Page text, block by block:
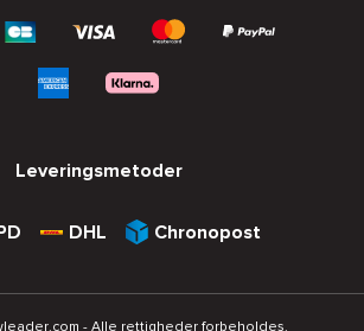
Leveringsmetoder
DHL Chronopost
- Alle rettigheder forbeholdes.